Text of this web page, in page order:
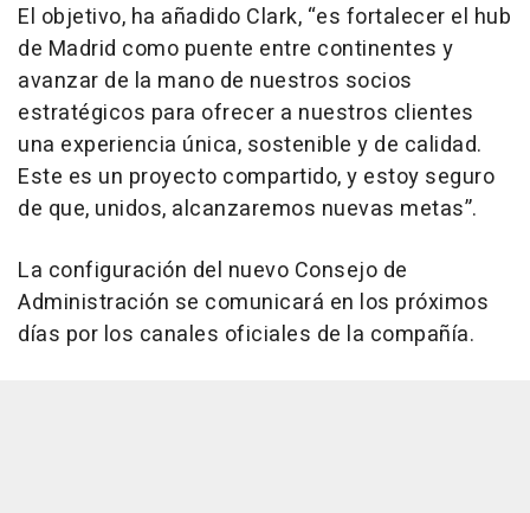
El objetivo, ha añadido Clark, “es fortalecer el hub
de Madrid como puente entre continentes y
avanzar de la mano de nuestros socios
estratégicos para ofrecer a nuestros clientes
una experiencia única, sostenible y de calidad.
Este es un proyecto compartido, y estoy seguro
de que, unidos, alcanzaremos nuevas metas”.
La configuración del nuevo Consejo de
Administración se comunicará en los próximos
días por los canales oficiales de la compañía.